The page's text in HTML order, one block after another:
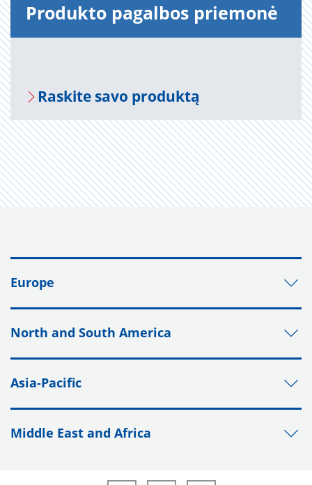
Pro­duk­to pa­gal­bos prie­mo­nė
Ra­s­ki­te savo pro­duk­tą
Europe
North and South America
Asia-Pacific
Middle East and Africa